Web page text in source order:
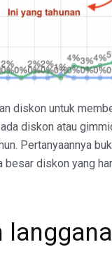
diskon untuk
diskon atau
Pertanyaannya
diskon yang